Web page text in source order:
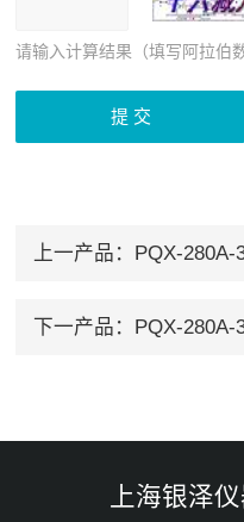
请输入计算结果（填写阿拉伯
上一产品： PQX-280A-
下一产品： PQX-280A-3H
上海银泽